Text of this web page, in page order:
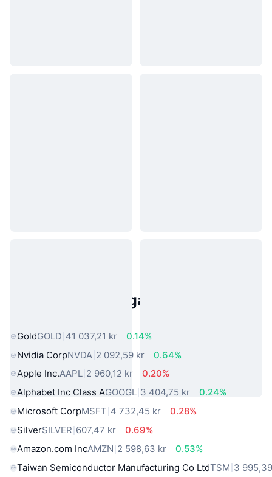
Populära tillgångar från den
GoldGOLD 41 037,21 kr
0.14%
Nvidia CorpNVDA 2 092,59 kr
0.64%
Apple Inc.AAPL 2 960,12 kr
0.20%
Alphabet Inc Class AGOOGL 3 404,75 kr
0.24%
Microsoft CorpMSFT 4 732,45 kr
0.28%
SilverSILVER 607,47 kr
0.69%
Amazon.com IncAMZN 2 598,63 kr
0.53%
Taiwan Semiconductor Manufacturing Co LtdTSM 3